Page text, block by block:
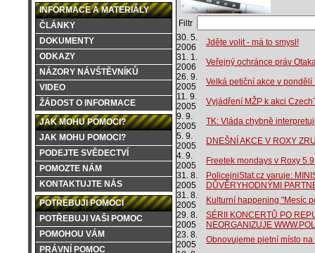
INFORMACE A MATERIÁLY
ČLÁNKY
DOKUMENTY
ODKAZY
NÁZORY NÁVŠTĚVNÍKŮ
VIDEO
ŽÁDOST O INFORMACE
JAK MOHU POMOCI?
JAK MOHU POMOCI?
PODEJTE SVĚDECTVÍ
POMOZTE NÁM
KONTAKTUJTE NÁS
POTŘEBUJI POMOCI
POTŘEBUJI VAŠI POMOC
POMOHOU VÁM
PRÁVNÍ POMOC
Filtr
30. 5.
2006
Jděte volit - má to smysl!
31. 1.
2006
Veřejný ochránce práv
26. 9.
2005
Velká petiční akce v pondělí
11. 9.
2005
Vyjádření MŽP k akci
9. 9.
2005
TK: Vláda chybně
5. 9.
2005
DNEŠNÍ AKCE V ROXY
4. 9.
2005
Freetek mondays v Roxy
31. 8.
2005
PolicejniStat.cz varuje:
DŮVĚRYHODNÝMI
31. 8.
2005
Kulturní happening "Mesíc
29. 8.
2005
SÉRII KONCERTŮ PO
NEORGANIZUJE
23. 8.
2005
Obnovujeme pietní místo